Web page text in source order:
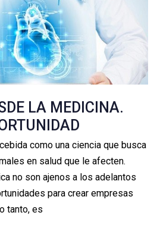
LA MEDICINA.
como una ciencia que busca
en salud que le afecten.
no son ajenos a los adelantos
para crear empresas
tanto, es